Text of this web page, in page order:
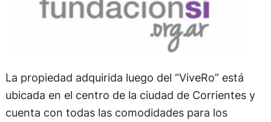
La propiedad adquirida luego del “ViveRo” está
ubicada en el centro de la ciudad de Corrientes y
cuenta con todas las comodidades para los